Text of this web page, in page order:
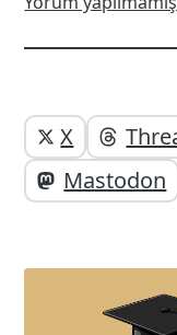
Yazı
altı
Yazıyı
X
Mastodon